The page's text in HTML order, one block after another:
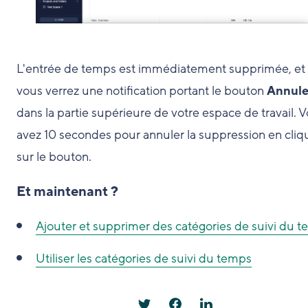
L'entrée de temps est immédiatement supprimée, et
vous verrez une notification portant le bouton
dans la partie supérieure de votre espace de travail.
avez 10 secondes pour annuler la suppression en
sur le bouton.
Et maintenant ?
Ajouter et supprimer des catégories de suivi du
Utiliser les catégories de suivi du temps